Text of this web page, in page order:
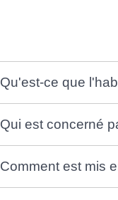
Qu'est-ce que
Qui est concerné
Comment est mis